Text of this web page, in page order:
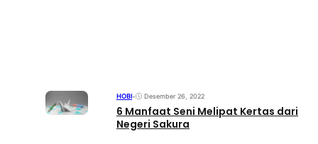
HOBI• Desember 26, 2022
6 Manfaat Seni Melipat Kertas dari
Negeri Sakura